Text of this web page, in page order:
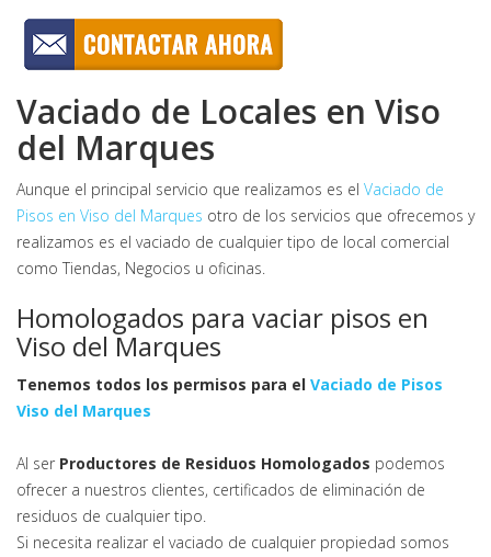
Vaciado de Locales en Viso
del Marques
Aunque el principal servicio que realizamos es el Vaciado de
Pisos en Viso del Marques otro de los servicios que ofrecemos y
realizamos es el vaciado de cualquier tipo de local comercial
como Tiendas, Negocios u oficinas.
Homologados para vaciar pisos en
Viso del Marques
Tenemos todos los permisos para el Vaciado de Pisos
Viso del Marques
Al ser Productores de Residuos Homologados podemos
ofrecer a nuestros clientes, certificados de eliminación de
residuos de cualquier tipo.
Si necesita realizar el vaciado de cualquier propiedad somos